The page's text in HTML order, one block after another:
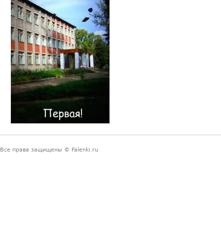
Все права защищены © Falenki.ru